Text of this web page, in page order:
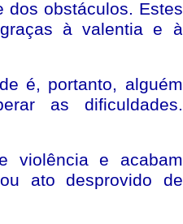
dos obstáculos. Estes
à valentia e à
é, portanto, alguém
as dificuldades.
violência e acabam
ato desprovido de